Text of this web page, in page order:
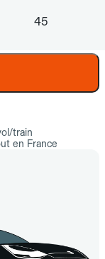
45
train
en France